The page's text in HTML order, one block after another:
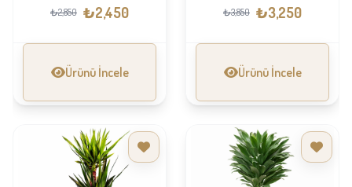
₺2,850 ₺2,450
Ürünü İncele
₺3,850 ₺3,250
Ürünü İncele